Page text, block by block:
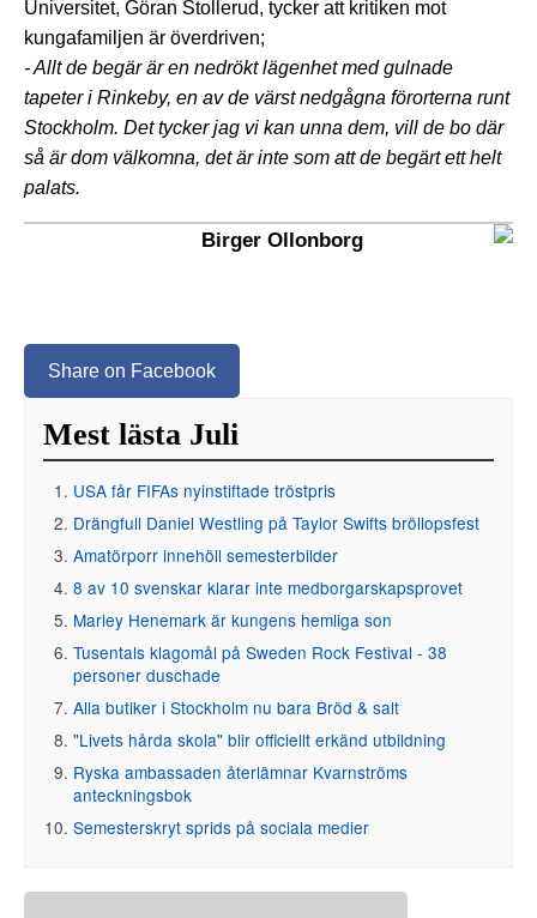
Universitet, Göran Stollerud, tycker att kritiken mot
kungafamiljen är överdriven;
- Allt de begär är en nedrökt lägenhet med gulnade
tapeter i Rinkeby, en av de värst nedgågna förorterna runt
Stockholm. Det tycker jag vi kan unna dem, vill de bo där
så är dom välkomna, det är inte som att de begärt ett helt
palats.
Birger Ollonborg
Share on Facebook
Mest lästa Juli
USA får FIFAs nyinstiftade tröstpris
Drängfull Daniel Westling på Taylor Swifts bröllopsfest
Amatörporr innehöll semesterbilder
8 av 10 svenskar klarar inte medborgarskapsprovet
Marley Henemark är kungens hemliga son
Tusentals klagomål på Sweden Rock Festival - 38
personer duschade
Alla butiker i Stockholm nu bara Bröd & salt
"Livets hårda skola" blir officiellt erkänd utbildning
Ryska ambassaden återlämnar Kvarnströms
anteckningsbok
Semesterskryt sprids på sociala medier